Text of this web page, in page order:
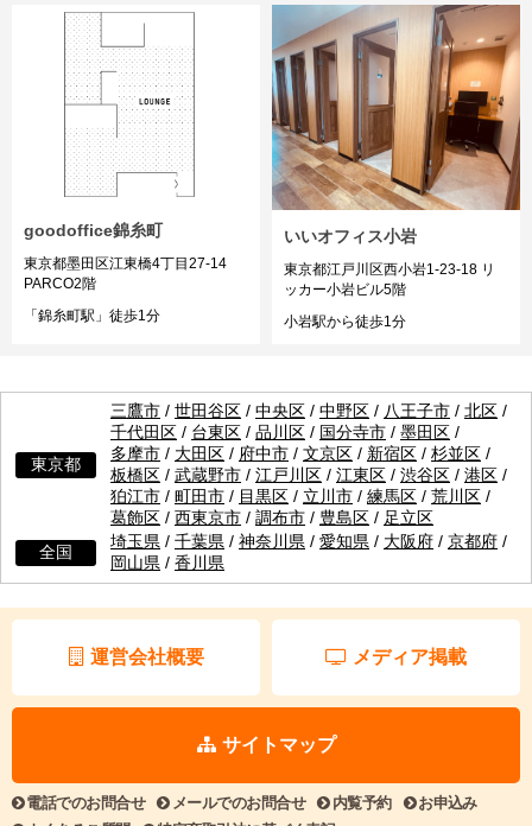
goodoffice錦糸町
東京都墨田区江東橋4丁目27-14
PARCO2階
「錦糸町駅」徒歩1分
いいオフィス小岩
東京都江戸川区西小岩1-23-18 リ
ッカー小岩ビル5階
小岩駅から徒歩1分
東京都
三鷹市 / 世田谷区 / 中央区 / 中野区 / 八王子市 / 北区 /
千代田区 / 台東区 / 品川区 / 国分寺市 / 墨田区 /
多摩市 / 大田区 / 府中市 / 文京区 / 新宿区 / 杉並区 /
板橋区 / 武蔵野市 / 江戸川区 / 江東区 / 渋谷区 / 港区 /
狛江市 / 町田市 / 目黒区 / 立川市 / 練馬区 / 荒川区 /
葛飾区 / 西東京市 / 調布市 / 豊島区 / 足立区
全国
埼玉県 / 千葉県 / 神奈川県 / 愛知県 / 大阪府 / 京都府 /
岡山県 / 香川県
運営会社概要 メディア掲載
サイトマップ
電話でのお問合せ メールでのお問合せ 内覧予約
お申込み